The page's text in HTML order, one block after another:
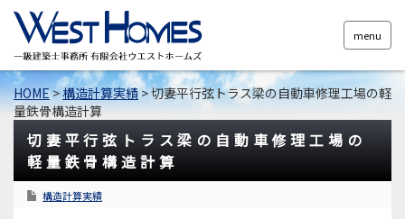
menu
HOME>構造計算実績>切妻平行弦トラス梁の自動車修理工場の軽
量鉄骨構造計算
切妻平行弦トラス梁の自動車修理工場の
軽量鉄骨構造計算
構造計算実績